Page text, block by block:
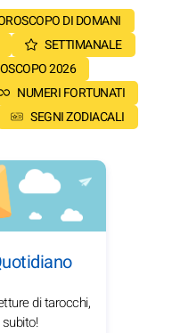
DI DOMANI
SETTIMANALE
2026
NUMERI FORTUNATI
SEGNI ZODIACALI
di tarocchi,